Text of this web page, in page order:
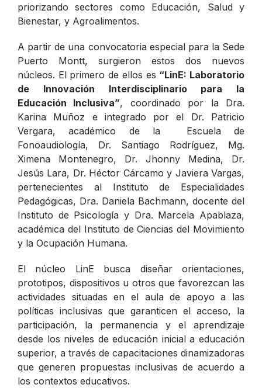
priorizando sectores como Educación, Salud y
Bienestar, y Agroalimentos.
A partir de una convocatoria especial para la Sede
Puerto Montt, surgieron estos dos nuevos
núcleos. El primero de ellos es “LinE: Laboratorio
de Innovación Interdisciplinario para la
Educación Inclusiva”, coordinado por la Dra.
Karina Muñoz e integrado por el Dr. Patricio
Vergara, académico de la Escuela de
Fonoaudiología, Dr. Santiago Rodríguez, Mg.
Ximena Montenegro, Dr. Jhonny Medina, Dr.
Jesús Lara, Dr. Héctor Cárcamo y Javiera Vargas,
pertenecientes al Instituto de Especialidades
Pedagógicas, Dra. Daniela Bachmann, docente del
Instituto de Psicología y Dra. Marcela Apablaza,
académica del Instituto de Ciencias del Movimiento
y la Ocupación Humana.
El núcleo LinE busca diseñar orientaciones,
prototipos, dispositivos u otros que favorezcan las
actividades situadas en el aula de apoyo a las
políticas inclusivas que garanticen el acceso, la
participación, la permanencia y el aprendizaje
desde los niveles de educación inicial a educación
superior, a través de capacitaciones dinamizadoras
que generen propuestas inclusivas de acuerdo a
los contextos educativos.